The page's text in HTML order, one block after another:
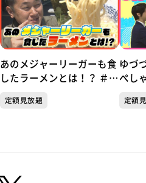
あのメジャーリーガーも食
したラーメンとは！？ ＃２
銀次が東北に行ったら〇〇
定額見放題
ゆづ
ぺし
定額